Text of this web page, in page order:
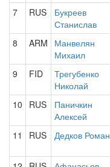
7 RUS
Букреев
Станислав
8 ARM
Манвелян
Михаил
9 FID
Трегубенко
Николай
10 RUS
Паничкин
Алексей
11 RUS Дедков Роман